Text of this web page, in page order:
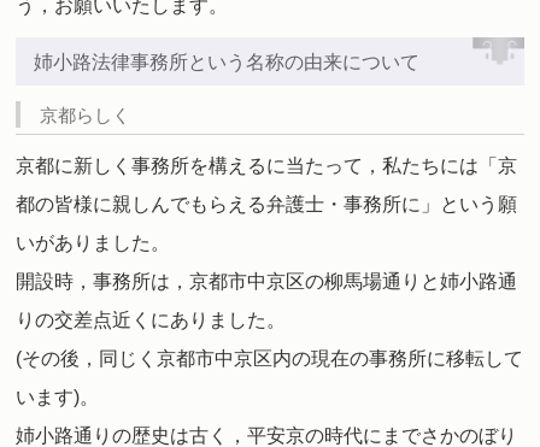
う，お願いいたします。
姉小路法律事務所という名称の由来について
京都らしく
京都に新しく事務所を構えるに当たって，私たちには「京
都の皆様に親しんでもらえる弁護士・事務所に」という願
いがありました。
開設時，事務所は，京都市中京区の柳馬場通りと姉小路通
りの交差点近くにありました。
(その後，同じく京都市中京区内の現在の事務所に移転して
います)。
姉小路通りの歴史は古く，平安京の時代にまでさかのぼり